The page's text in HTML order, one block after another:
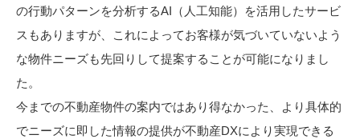
の行動パターンを分析するAI（人工知能）を活用したサービ
スもありますが、これによってお客様が気づいていないよう
な物件ニーズも先回りして提案することが可能になりまし
た。
今までの不動産物件の案内ではあり得なかった、より具体的
でニーズに即した情報の提供が不動産DXにより実現できる